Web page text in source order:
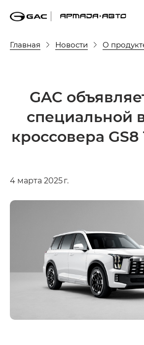
Главная Новости О
GAC
cпециальной
кроссовера
4 марта 2025 г.